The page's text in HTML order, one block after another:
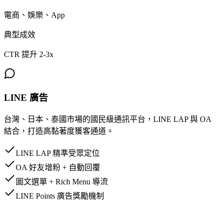
電商、娛樂、App
典型成效
CTR 提升 2-3x
LINE 廣告
台灣、日本、泰國市場的國民級通訊平台，LINE LAP 與 OA
結合，打造高黏著度獲客通道。
LINE LAP 精準受眾定位
OA 好友增粉 + 自動回覆
圖文選單 + Rich Menu 導流
LINE Points 廣告獎勵機制